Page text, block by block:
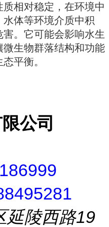
相对稳定，在环境中
体等环境介质中积
。它可能会影响水生
生物群落结构和功能
平衡。
公司
陵西路19